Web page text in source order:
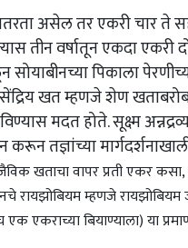
असेल तर एकरी चार
तीन वर्षातून एकदा एकरी
पिकाला
खत म्हणजे शेण
मदत होते. सूक्ष्म
तज्ञांच्या
खताचा वापर प्रती एकर कसा,
रायझोबियम म्हणजे
एकराच्या बियाण्याला) या